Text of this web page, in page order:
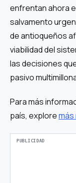
enfrentan ahora
salvamento
de antioqueños
viabilidad del
las decisiones
pasivo
Para más
país, explore